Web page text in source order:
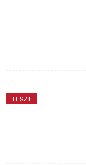
TESZT